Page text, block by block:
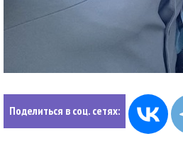
Поделиться в соц. сетях: